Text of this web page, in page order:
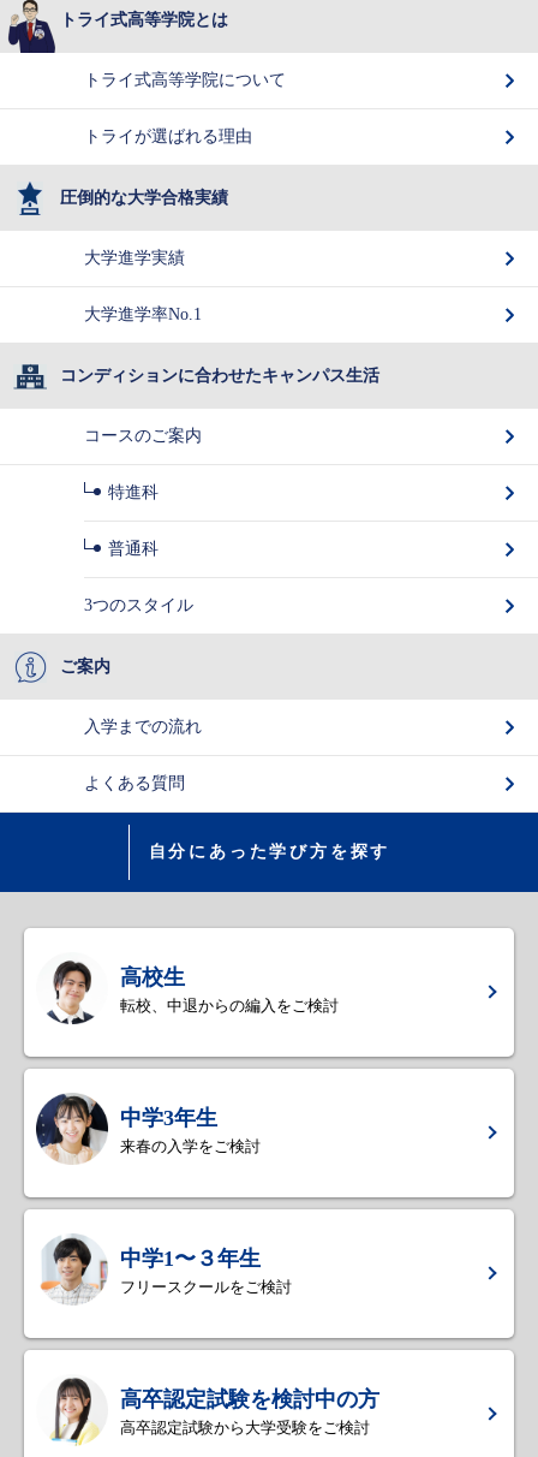
トライ式高等学院とは
トライ式高等学院について
トライが選ばれる理由
圧倒的な大学合格実績
大学進学実績
大学進学率No.1
コンディションに合わせたキャンパス生活
コースのご案内
特進科
普通科
3つのスタイル
ご案内
入学までの流れ
よくある質問
自分にあった学び方を探す
高校生
転校、中退からの編入をご検討
中学3年生
来春の入学をご検討
中学1〜３年生
フリースクールをご検討
高卒認定試験を検討中の方
高卒認定試験から大学受験をご検討